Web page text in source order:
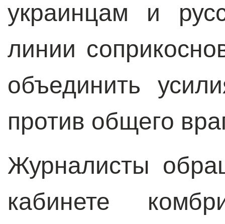
украинцам и
линии
объединить
против общего
Журналисты
кабинете